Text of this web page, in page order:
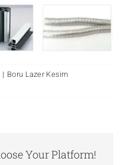
| Boru Lazer Kesim
Your Platform!